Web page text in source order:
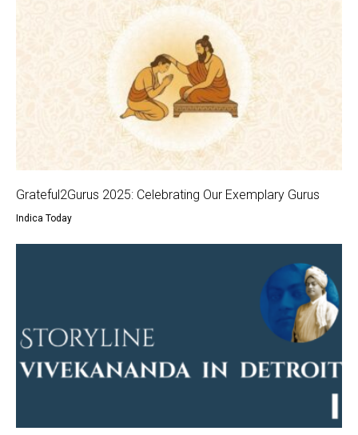
Grateful2Gurus 2025: Celebrating Our Exemplary Gurus
Indica Today